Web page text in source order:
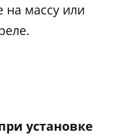
на массу или
установке